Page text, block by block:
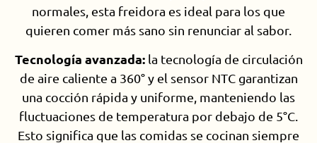
normales, esta freidora es ideal para los que
quieren comer más sano sin renunciar al sabor.
Tecnología avanzada:la tecnología de circulación
de aire caliente a 360° y el sensor NTC garantizan
una cocción rápida y uniforme, manteniendo las
fluctuaciones de temperatura por debajo de 5°C.
Esto significa que las comidas se cocinan siempre